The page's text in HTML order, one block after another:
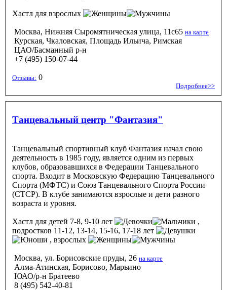
Хастл для взрослых
Москва, Нижняя Сыромятническая улица, 11с65 на карте
Курская, Чкаловская, Площадь Ильича, Римская
ЦАО/Басманный р-н
+7 (495) 150-07-44
Отзывы: 0
Подробнее>>
Танцевальный центр "Фантазия"
Танцевальный спортивный клуб Фантазия начал свою
деятельность в 1985 году, является одним из первых
клубов, образовавшихся в Федерации Танцевального
спорта. Входит в Московскую Федерацию Танцевального
Спорта (МФТС) и Союз Танцевального Спорта России
(СТСР). В клубе занимаются взрослые и дети разного
возраста и уровня.
Хастл для детей 7-8, 9-10 лет
,
подростков 11-12, 13-14, 15-16, 17-18 лет
, взрослых
Москва, ул. Борисовские пруды, 26 на карте
Алма-Атинская, Борисово, Марьино
ЮАО/р-н Братеево
8 (495) 542-40-81